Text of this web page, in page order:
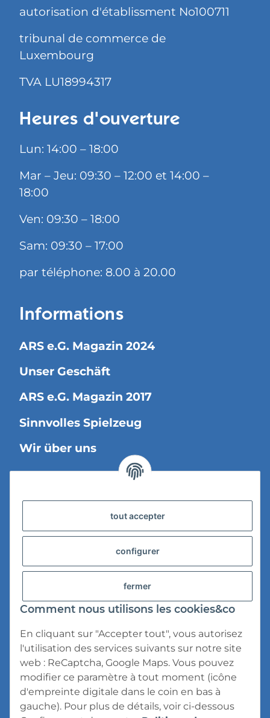
autorisation d'établissment No100711
tribunal de commerce de
Luxembourg
TVA LU18994317
Heures d'ouverture
Lun: 14:00 – 18:00
Mar – Jeu: 09:30 – 12:00 et 14:00 –
18:00
Ven: 09:30 – 18:00
Sam: 09:30 – 17:00
par téléphone: 8.00 à 20.00
Informations
ARS e.G. Magazin 2024
Unser Geschäft
ARS e.G. Magazin 2017
Sinnvolles Spielzeug
Wir über uns
Versandinformationen
AGB
* Tous les prix s'entendent TVA incluse,
tout accepter
configurer
fermer
Comment nous utilisons les cookies&co
En cliquant sur "Accepter tout", vous autorisez
l'utilisation des services suivants sur notre site
web : ReCaptcha, Google Maps. Vous pouvez
modifier ce paramètre à tout moment (icône
d'empreinte digitale dans le coin en bas à
gauche). Pour plus de détails, voir ci-dessous